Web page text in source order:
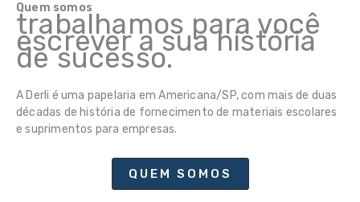
Quem somos
trabalhamos para você
escrever a sua história
de sucesso.
A Derli é uma papelaria em Americana/SP, com mais de duas
décadas de história de fornecimento de materiais escolares
e suprimentos para empresas.
QUEM SOMOS